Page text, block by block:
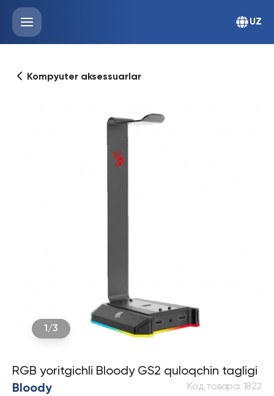
UZ
Kompyuter aksessuarlar
1 /3
RGB yoritgichli Bloody GS2 quloqchin tagligi
Bloody
Код товара: 1822